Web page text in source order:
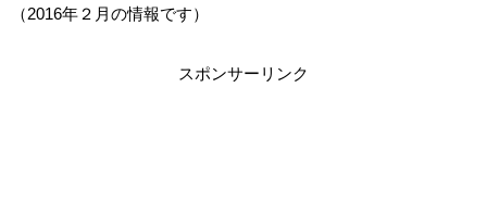
（2016年２月の情報です）
スポンサーリンク